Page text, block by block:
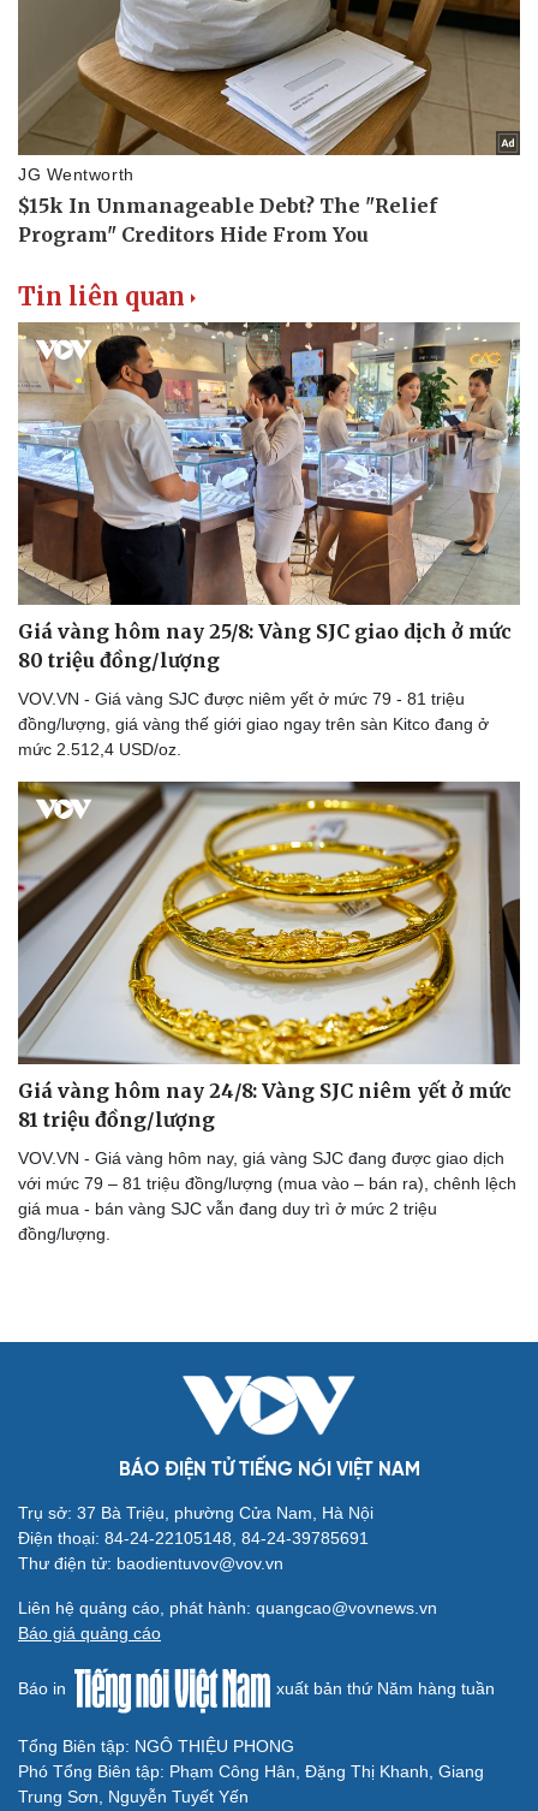
Sân khấu - Điện ảnh
Âm nhạc
Di sản
Sao Việt
Du lịch
Tư vấn
Săn Tour
check-in
Podcast
Câu chuyện thời sự
Đọc truyện đêm khuya
Cửa sổ tình yêu
Kể chuyện cho bé
Hạt giống tâm hồn
Cải chính
Tin liên quan
Giá vàng hôm nay 25/8: Vàng SJC giao dịch ở mức
80 triệu đồng/lượng
VOV.VN - Giá vàng SJC được niêm yết ở mức 79 - 81 triệu
đồng/lượng, giá vàng thế giới giao ngay trên sàn Kitco đang ở
mức 2.512,4 USD/oz.
Giá vàng hôm nay 24/8: Vàng SJC niêm yết ở mức
81 triệu đồng/lượng
VOV.VN - Giá vàng hôm nay, giá vàng SJC đang được giao dịch
với mức 79 – 81 triệu đồng/lượng (mua vào – bán ra), chênh lệch
giá mua - bán vàng SJC vẫn đang duy trì ở mức 2 triệu
đồng/lượng.
BÁO ĐIỆN TỬ TIẾNG NÓI VIỆT NAM
Trụ sở: 37 Bà Triệu, phường Cửa Nam, Hà Nội
Điện thoại: 84-24-22105148, 84-24-39785691
Thư điện tử: baodientuvov@vov.vn
Liên hệ quảng cáo, phát hành: quangcao@vovnews.vn
Báo giá quảng cáo
Báo in xuất bản thứ Năm hàng tuần
Tổng Biên tập: NGÔ THIỆU PHONG
Phó Tổng Biên tập: Phạm Công Hân, Đặng Thị Khanh, Giang
Trung Sơn, Nguyễn Tuyết Yến